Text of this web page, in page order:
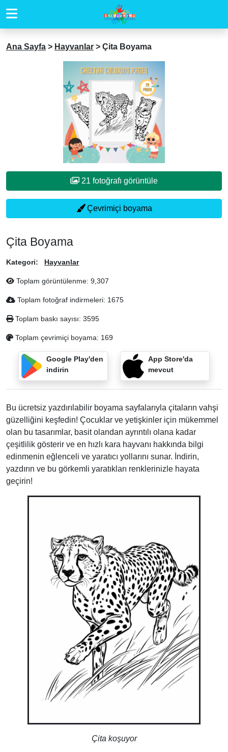
Ana Sayfa > Hayvanlar > Çita Boyama
21 fotoğrafı görüntüle
Çevrimiçi boyama
Çita Boyama
Kategori: Hayvanlar
Toplam görüntülenme: 9,307
Toplam fotoğraf indirmeleri: 1675
Toplam baskı sayısı: 3595
Toplam çevrimiçi boyama: 169
Google Play'den
indirin
App Store'da
mevcut
Bu ücretsiz yazdırılabilir boyama sayfalarıyla çitaların vahşi
güzelliğini keşfedin! Çocuklar ve yetişkinler için mükemmel
olan bu tasarımlar, basit olandan ayrıntılı olana kadar
çeşitlilik gösterir ve en hızlı kara hayvanı hakkında bilgi
edinmenin eğlenceli ve yaratıcı yollarını sunar. İndirin,
yazdırın ve bu görkemli yaratıkları renklerinizle hayata
geçirin!
Çita koşuyor